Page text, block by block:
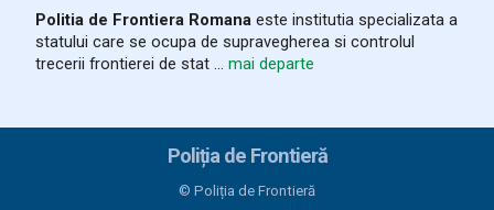
contractual (şofer) din cadrul Serviciului Logistic,
STPF Satu Mare, SPF Valea Vişeului şi SPF Poienile
de Sub Munte
Rezultat final examen promovare în treapta
profesională imediat superioară pentru P.C.
(dulgher) din cadrul STPF Suceava
Politia de Frontiera Romana este institutia specializata a
statului care se ocupa de supravegherea si controlul
trecerii frontierei de stat ... mai departe
Poliția de Frontieră
© Poliția de Frontieră